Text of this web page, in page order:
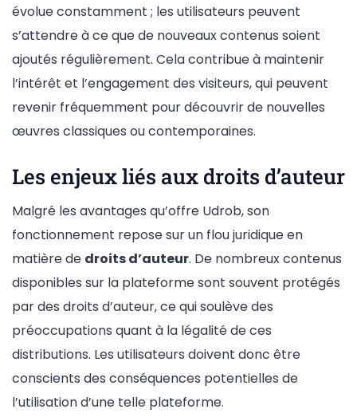
évolue constamment ; les utilisateurs peuvent
s’attendre à ce que de nouveaux contenus soient
ajoutés régulièrement. Cela contribue à maintenir
l’intérêt et l’engagement des visiteurs, qui peuvent
revenir fréquemment pour découvrir de nouvelles
œuvres classiques ou contemporaines.
Les enjeux liés aux droits d’auteur
Malgré les avantages qu’offre Udrob, son
fonctionnement repose sur un flou juridique en
matière de droits d’auteur. De nombreux contenus
disponibles sur la plateforme sont souvent protégés
par des droits d’auteur, ce qui soulève des
préoccupations quant à la légalité de ces
distributions. Les utilisateurs doivent donc être
conscients des conséquences potentielles de
l’utilisation d’une telle plateforme.